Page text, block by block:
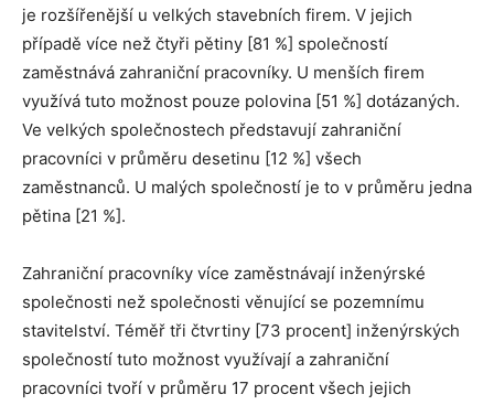
je rozšířenější u velkých stavebních firem. V jejich
případě více než čtyři pětiny [81 %] společností
zaměstnává zahraniční pracovníky. U menších firem
využívá tuto možnost pouze polovina [51 %] dotázaných.
Ve velkých společnostech představují zahraniční
pracovníci v průměru desetinu [12 %] všech
zaměstnanců. U malých společností je to v průměru jedna
pětina [21 %].
Zahraniční pracovníky více zaměstnávají inženýrské
společnosti než společnosti věnující se pozemnímu
stavitelství. Téměř tři čtvrtiny [73 procent] inženýrských
společností tuto možnost využívají a zahraniční
pracovníci tvoří v průměru 17 procent všech jejich